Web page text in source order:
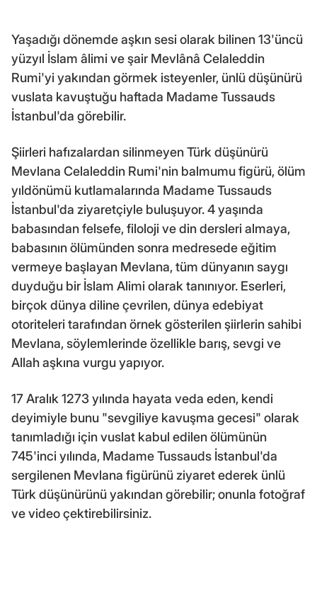
Yaşadığı dönemde aşkın sesi olarak bilinen 13'üncü
yüzyıl İslam âlimi ve şair Mevlânâ Celaleddin
Rumi'yi yakından görmek isteyenler, ünlü düşünürü
vuslata kavuştuğu haftada Madame Tussauds
İstanbul'da görebilir.
Şiirleri hafızalardan silinmeyen Türk düşünürü
Mevlana Celaleddin Rumi'nin balmumu figürü, ölüm
yıldönümü kutlamalarında Madame Tussauds
İstanbul'da ziyaretçiyle buluşuyor. 4 yaşında
babasından felsefe, filoloji ve din dersleri almaya,
babasının ölümünden sonra medresede eğitim
vermeye başlayan Mevlana, tüm dünyanın saygı
duyduğu bir İslam Alimi olarak tanınıyor. Eserleri,
birçok dünya diline çevrilen, dünya edebiyat
otoriteleri tarafından örnek gösterilen şiirlerin sahibi
Mevlana, söylemlerinde özellikle barış, sevgi ve
Allah aşkına vurgu yapıyor.
17 Aralık 1273 yılında hayata veda eden, kendi
deyimiyle bunu "sevgiliye kavuşma gecesi" olarak
tanımladığı için vuslat kabul edilen ölümünün
745'inci yılında, Madame Tussauds İstanbul'da
sergilenen Mevlana figürünü ziyaret ederek ünlü
Türk düşünürünü yakından görebilir; onunla fotoğraf
ve video çektirebilirsiniz.